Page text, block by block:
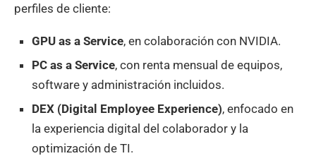
perfiles de cliente:
GPU as a Service, en colaboración con NVIDIA.
PC as a Service, con renta mensual de equipos,
software y administración incluidos.
DEX (Digital Employee Experience), enfocado en
la experiencia digital del colaborador y la
optimización de TI.